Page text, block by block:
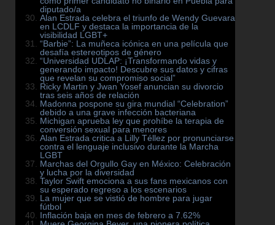
diputado/a
Alan Estrada celebra el triunfo de Wendy Guevara
en LCDLF y destaca la importancia de la
visibilidad LGBT+
“Barbie”: La muñeca icónica en una película que
desafía estereotipos de género
“Universidad UDLAP: ¡Transformando vidas y
generando impacto! Descubre sus datos y cifras
que revelan su compromiso social”
Ricky Martin y Jwan Yosef anuncian su divorcio
tras seis años de relación
Madonna pospone su gira mundial “Celebration”
debido a una grave infección bacteriana
Michigan aprueba ley que prohíbe la terapia de
conversión sexual para menores
Alan Estrada critica a Lilly Téllez por pronunciarse
contra el lenguaje inclusivo durante la Marcha
LGBT
Marchas del Orgullo Gay en México: Celebración
y lucha por la diversidad
Taylor Swift emociona a sus fans mexicanos con
su esperado regreso a los escenarios
La mujer que se vistió de hombre para jugar
fútbol
Inflación baja en mes de febrero a 7.62%